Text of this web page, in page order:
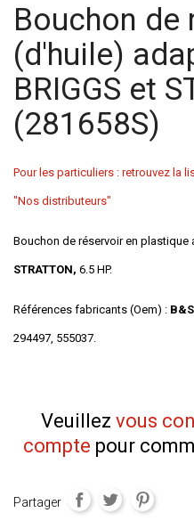
Bouchon de
(d'huile)
BRIGGS et
(281658S)
Pour les particuliers : retrouvez la
"Nos distributeurs"
Bouchon de réservoir en plastique
STRATTON, 6.5 HP.
Références fabricants (Oem) :
294497, 555037.
Veuillez vous
compte pour
Partager